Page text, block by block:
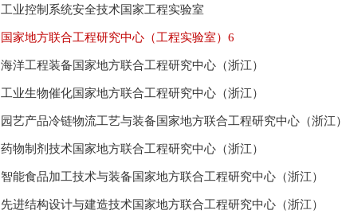
工业控制系统安全技术国家工程实验室
国家地方联合工程研究中心（工程实验室） 6
海洋工程装备国家地方联合工程研究中心（浙江）
工业生物催化国家地方联合工程研究中心（浙江）
园艺产品冷链物流工艺与装备国家地方联合工程研究中心（浙江）
药物制剂技术国家地方联合工程研究中心（浙江）
智能食品加工技术与装备国家地方联合工程研究中心（浙江）
先进结构设计与建造技术国家地方联合工程研究中心（浙江）